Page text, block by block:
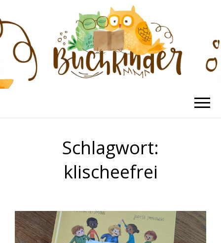
Die schönsten Kinderbücher
Schlagwort:
klischeefrei